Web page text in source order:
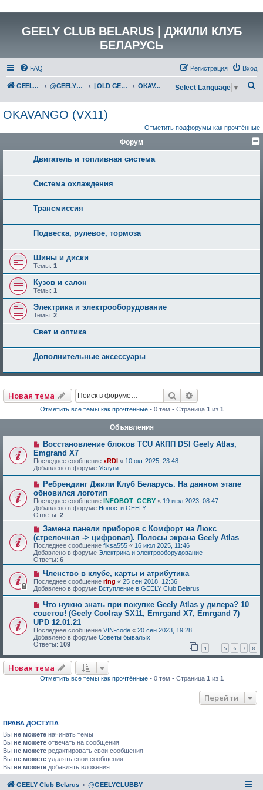
GEELY CLUB BELARUS | ДЖИЛИ КЛУБ
БЕЛАРУСЬ
FAQ Вход
Регистрация
GEELY Club Belarus @GEELYCLUBBY | OLD GEELY OKAVANGO (VX11)
с
к
Select Language ▼
OKAVANGO (VX11)
Отметить подфорумы как прочтённые
Форум
Двигатель и топливная система
Система охлаждения
Трансмиссия
Подвеска, рулевое, тормоза
Шины и диски
Темы: 1
Кузов и салон
Темы: 1
Электрика и электрооборудование
Темы: 2
Свет и оптика
Дополнительные аксессуары
Новая тема Поиск
Отметить все темы как прочтённые• 0 тем • Страница 1 из 1
Объявления
Восстановление блоков TCU АКПП DSI Geely Atlas,
Emgrand X7
Последнее сообщение xRDI « 10 окт 2025, 23:48
Добавлено в форуме Услуги
Ребрендинг Джили Клуб Беларусь. На данном этапе
обновился логотип
Последнее сообщение INFOBOT_GCBY « 19 июл 2023, 08:47
Добавлено в форуме Новости GEELY
Ответы: 2
Замена панели приборов с Комфорт на Люкс
(стрелочная -> цифровая). Полосы экрана Geely Atlas
Последнее сообщение fiksa555 « 16 июл 2025, 11:46
Добавлено в форуме Электрика и электрооборудование
Ответы: 6
Членство в клубе, карты и атрибутика
Последнее сообщение ring « 25 сен 2018, 12:36
Добавлено в форуме Вступление в GEELY Club Belarus
Что нужно знать при покупке Geely Atlas у дилера? 10
советов! (Geely Coolray SX11, Emrgand X7, Emrgand 7)
UPD 12.01.21
Последнее сообщение VIN-code « 20 сен 2023, 19:28
Добавлено в форуме Советы бывалых
Ответы: 109 1 … 5 6 7 8
Новая тема
Отметить все темы как прочтённые• 0 тем • Страница 1 из 1
Перейти
ПРАВА ДОСТУПА
Вы не можете начинать темы
Вы не можете отвечать на сообщения
Вы не можете редактировать свои сообщения
Вы не можете удалять свои сообщения
Вы не можете добавлять вложения
GEELY Club Belarus @GEELYCLUBBY